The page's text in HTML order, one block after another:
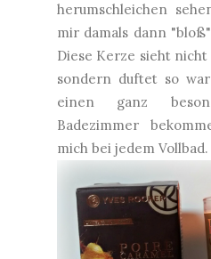
herumschleichen
mir damals dann
Diese Kerze sieht
sondern duftet so
einen ganz
Badezimmer
mich bei jedem Vollbad.